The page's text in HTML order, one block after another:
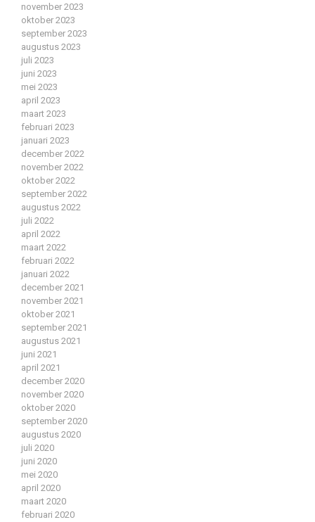
november 2023
oktober 2023
september 2023
augustus 2023
juli 2023
juni 2023
mei 2023
april 2023
maart 2023
februari 2023
januari 2023
december 2022
november 2022
oktober 2022
september 2022
augustus 2022
juli 2022
april 2022
maart 2022
februari 2022
januari 2022
december 2021
november 2021
oktober 2021
september 2021
augustus 2021
juni 2021
april 2021
december 2020
november 2020
oktober 2020
september 2020
augustus 2020
juli 2020
juni 2020
mei 2020
april 2020
maart 2020
februari 2020